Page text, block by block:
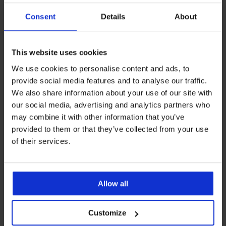
Consent Details About
This website uses cookies
We use cookies to personalise content and ads, to
provide social media features and to analyse our traffic.
We also share information about your use of our site with
our social media, advertising and analytics partners who
may combine it with other information that you’ve
provided to them or that they’ve collected from your use
of their services.
Allow all
Customize
5
PREMIUM
3PACK boxershorts Calvin
Klein Cotton Stretch slim
48,99 €
-30%
4,9
3 PACK bamboe enkelsokken
MEN-A enkelhoog
Korting
6,50 €Oorspronkelijke prijs
9,29 €